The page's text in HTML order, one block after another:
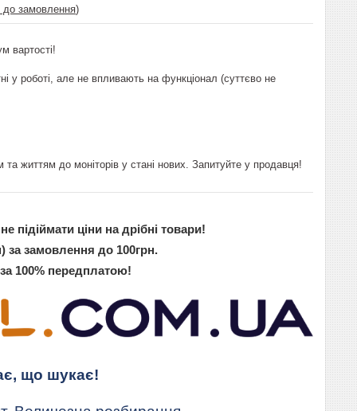
до замовлення)
вартості!
у роботі, але не впливають на функціонал (суттєво не
життям до моніторів у стані нових. Запитуйте у продавця!
підіймати ціни на дрібні товари!
за замовлення до 100грн.
100% передплатою!
що шукає!